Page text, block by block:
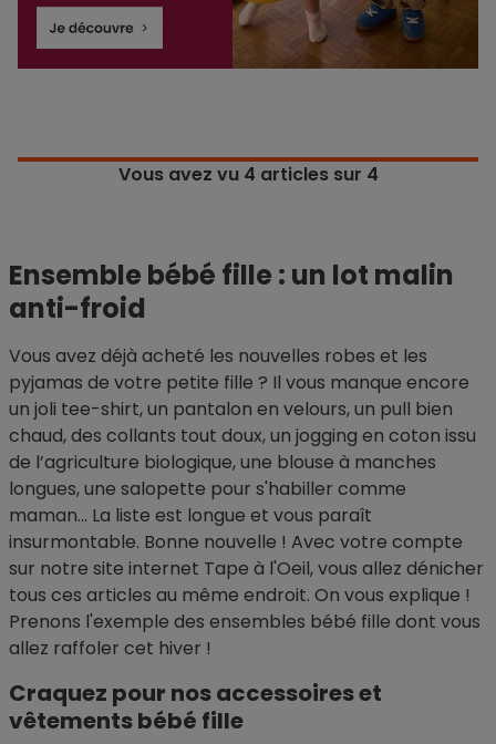
Vous avez vu 4 articles sur 4
Ensemble bébé fille : un lot malin
anti-froid
Vous avez déjà acheté les nouvelles robes et les
pyjamas de votre petite fille ? Il vous manque encore
un joli tee-shirt, un pantalon en velours, un pull bien
chaud, des collants tout doux, un jogging en coton issu
de l’agriculture biologique, une blouse à manches
longues, une salopette pour s'habiller comme
maman... La liste est longue et vous paraît
insurmontable. Bonne nouvelle ! Avec votre compte
sur notre site internet Tape à l'Oeil, vous allez dénicher
tous ces articles au même endroit. On vous explique !
Prenons l'exemple des ensembles bébé fille dont vous
allez raffoler cet hiver !
Craquez pour nos accessoires et
vêtements bébé fille